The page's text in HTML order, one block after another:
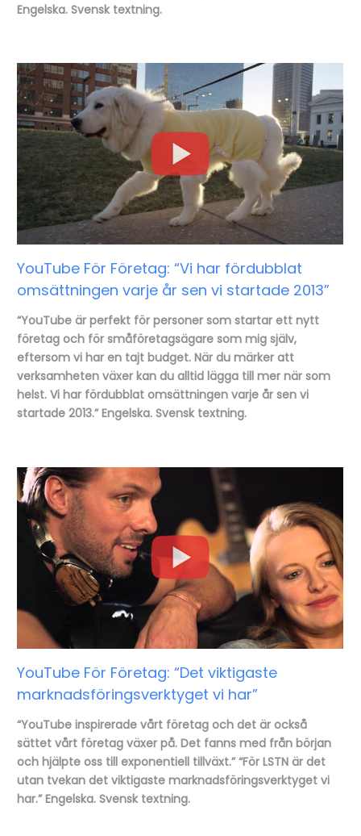
Engelska. Svensk textning.
YouTube För Företag: “Vi har fördubblat
omsättningen varje år sen vi startade 2013”
“YouTube är perfekt för personer som startar ett nytt
företag och för småföretagsägare som mig själv,
eftersom vi har en tajt budget. När du märker att
verksamheten växer kan du alltid lägga till mer när som
helst. Vi har fördubblat omsättningen varje år sen vi
startade 2013.” Engelska. Svensk textning.
YouTube För Företag: “Det viktigaste
marknadsföringsverktyget vi har”
“YouTube inspirerade vårt företag och det är också
sättet vårt företag växer på. Det fanns med från början
och hjälpte oss till exponentiell tillväxt.” “För LSTN är det
utan tvekan det viktigaste marknadsföringsverktyget vi
har.” Engelska. Svensk textning.